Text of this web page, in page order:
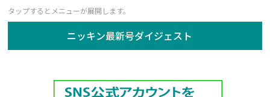
ニッキン最新号ダイジェスト